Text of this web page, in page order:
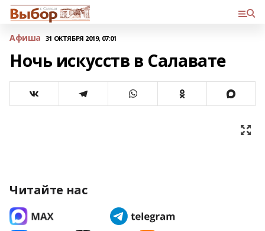
Афиша 31 ОКТЯБРЯ 2019, 07:01
Ночь искусств в Салавате
Читайте нас